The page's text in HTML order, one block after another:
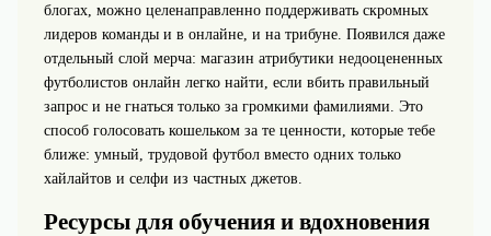
блогах, можно целенаправленно поддерживать скромных
лидеров команды и в онлайне, и на трибуне. Появился даже
отдельный слой мерча: магазин атрибутики недооцененных
футболистов онлайн легко найти, если вбить правильный
запрос и не гнаться только за громкими фамилиями. Это
способ голосовать кошельком за те ценности, которые тебе
ближе: умный, трудовой футбол вместо одних только
хайлайтов и селфи из частных джетов.
Ресурсы для обучения и вдохновения